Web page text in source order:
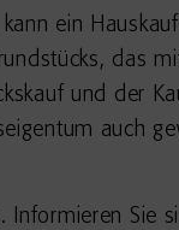
ein
das
und der
auch
Sie